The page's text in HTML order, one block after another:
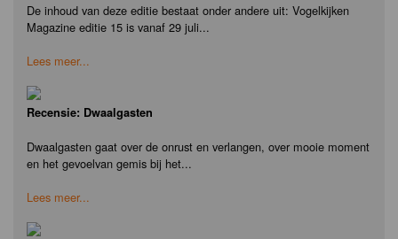
De inhoud van deze editie bestaat onder andere uit: Vogelkijken
Magazine editie 15 is vanaf 29 juli...
Lees meer...
Recensie: Dwaalgasten
Dwaalgasten gaat over de onrust en verlangen, over mooie moment
en het gevoelvan gemis bij het...
Lees meer...